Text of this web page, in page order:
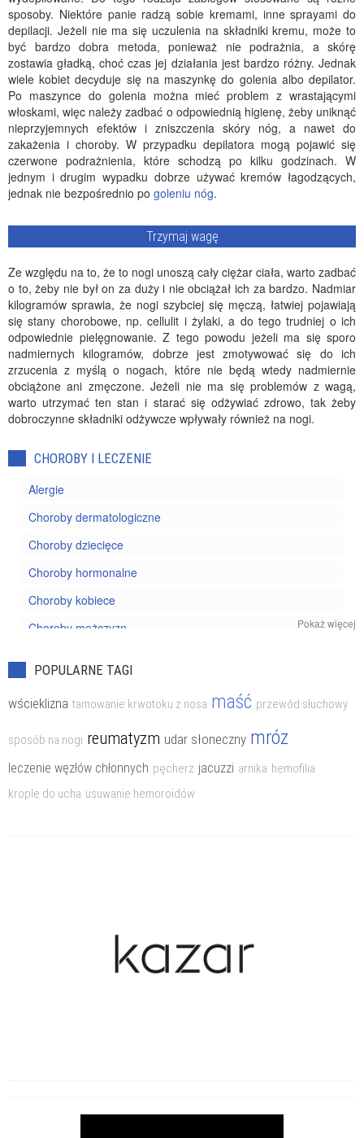
sposoby. Niektóre panie radzą sobie kremami, inne sprayami do
depilacji. Jeżeli nie ma się uczulenia na składniki kremu, może to
być bardzo dobra metoda, ponieważ nie podrażnia, a skórę
zostawia gładką, choć czas jej działania jest bardzo różny. Jednak
wiele kobiet decyduje się na maszynkę do golenia albo depilator.
Po maszynce do golenia można mieć problem z wrastającymi
włoskami, więc należy zadbać o odpowiednią higienę, żeby uniknąć
nieprzyjemnych efektów i zniszczenia skóry nóg, a nawet do
zakażenia i choroby. W przypadku depilatora mogą pojawić się
czerwone podrażnienia, które schodzą po kilku godzinach. W
jednym i drugim wypadku dobrze używać kremów łagodzących,
jednak nie bezpośrednio po goleniu nóg.
Trzymaj wagę
Ze względu na to, że to nogi unoszą cały ciężar ciała, warto zadbać
o to, żeby nie był on za duży i nie obciążał ich za bardzo. Nadmiar
kilogramów sprawia, że nogi szybciej się męczą, łatwiej pojawiają
się stany chorobowe, np. cellulit i żylaki, a do tego trudniej o ich
odpowiednie pielęgnowanie. Z tego powodu jeżeli ma się sporo
nadmiernych kilogramów, dobrze jest zmotywować się do ich
zrzucenia z myślą o nogach, które nie będą wtedy nadmiernie
obciążone ani zmęczone. Jeżeli nie ma się problemów z wagą,
warto utrzymać ten stan i starać się odżywiać zdrowo, tak żeby
dobroczynne składniki odżywcze wpływały również na nogi.
CHOROBY I LECZENIE
Alergie
Choroby dermatologiczne
Choroby dziecięce
Choroby hormonalne
Choroby kobiece
Choroby mężczyzn
Choroby reumatyczne
Choroby układu kostnego
Choroby układu krążenia
Choroby układu moczowego
Choroby wieku podeszłego
Pokaż więcej
POPULARNE TAGI
wścieklizna tamowanie krwotoku z nosa maść przewód słuchowy
sposób na nogi reumatyzm udar słoneczny mróz
leczenie węzłów chłonnych pęcherz jacuzzi arnika hemofilia
krople do ucha usuwanie hemoroidów